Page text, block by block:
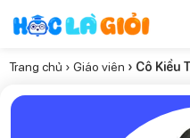
Trang chủ › Giáo viên › Cô Kiều